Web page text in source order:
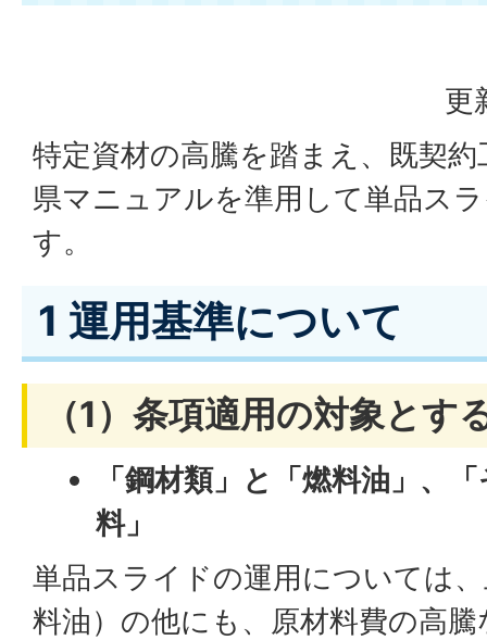
更
特定資材の高騰を踏まえ、既契
県マニュアルを準用して単品ス
す。
1 運用基準について
（1）条項適用の対象とす
「鋼材類」と「燃料油」、
料」
単品スライドの運用については
料油）の他にも、原材料費の高